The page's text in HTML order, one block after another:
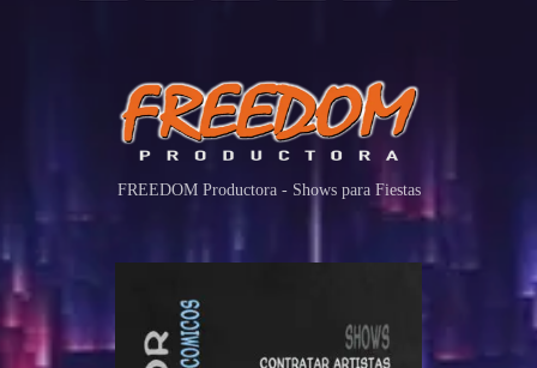
FREEDOM Productora - Shows para Fiestas